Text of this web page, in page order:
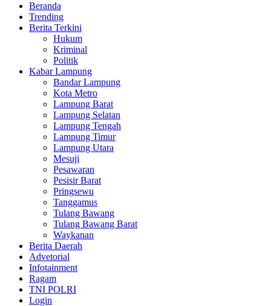
Beranda
Trending
Berita Terkini
Hukum
Kriminal
Politik
Kabar Lampung
Bandar Lampung
Kota Metro
Lampung Barat
Lampung Selatan
Lampung Tengah
Lampung Timur
Lampung Utara
Mesuji
Pesawaran
Pesisir Barat
Pringsewu
Tanggamus
Tulang Bawang
Tulang Bawang Barat
Waykanan
Berita Daerah
Advetorial
Infotainment
Ragam
TNI POLRI
Login